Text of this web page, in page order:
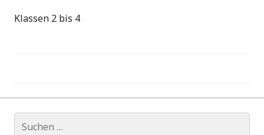
Klassen 2 bis 4